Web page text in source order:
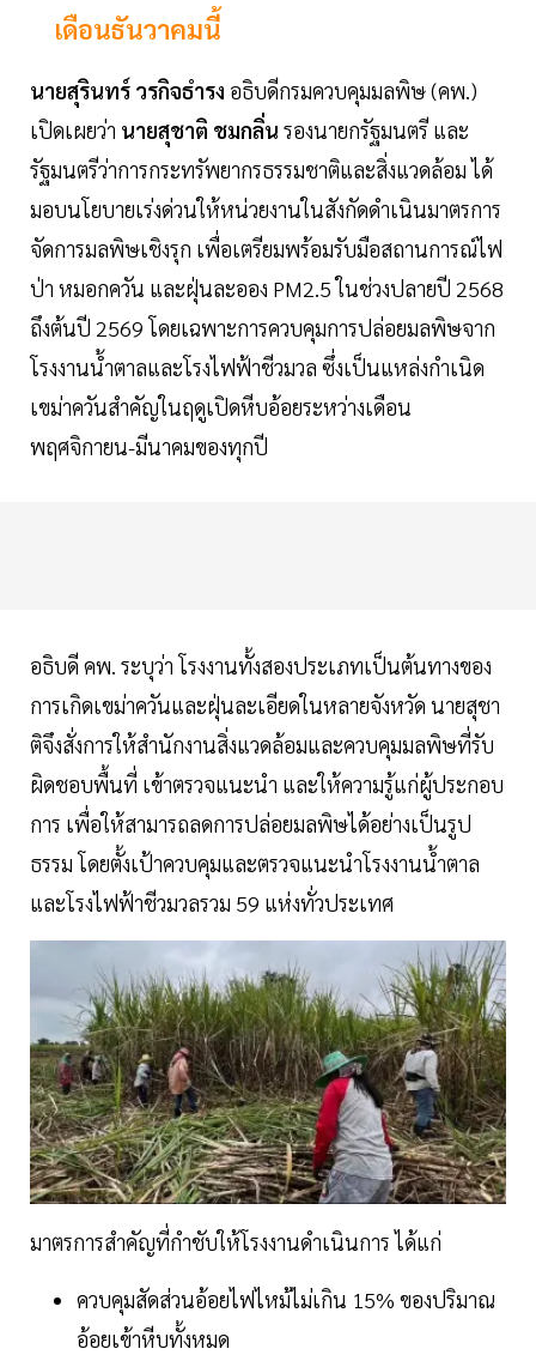
เดือนธันวาคมนี้
นายสุรินทร์ วรกิจธำรง อธิบดีกรมควบคุมมลพิษ (คพ.)
เปิดเผยว่า นายสุชาติ ชมกลิ่น รองนายกรัฐมนตรี และ
รัฐมนตรีว่าการกระทรัพยากรธรรมชาติและสิ่งแวดล้อม ได้
มอบนโยบายเร่งด่วนให้หน่วยงานในสังกัดดำเนินมาตรการ
จัดการมลพิษเชิงรุก เพื่อเตรียมพร้อมรับมือสถานการณ์ไฟ
ป่า หมอกควัน และฝุ่นละออง PM2.5 ในช่วงปลายปี 2568
ถึงต้นปี 2569 โดยเฉพาะการควบคุมการปล่อยมลพิษจาก
โรงงานน้ำตาลและโรงไฟฟ้าชีวมวล ซึ่งเป็นแหล่งกำเนิด
เขม่าควันสำคัญในฤดูเปิดหีบอ้อยระหว่างเดือน
พฤศจิกายน-มีนาคมของทุกปี
อธิบดี คพ. ระบุว่า โรงงานทั้งสองประเภทเป็นต้นทางของ
การเกิดเขม่าควันและฝุ่นละเอียดในหลายจังหวัด นายสุชา
ติจึงสั่งการให้สำนักงานสิ่งแวดล้อมและควบคุมมลพิษที่รับ
ผิดชอบพื้นที่ เข้าตรวจแนะนำ และให้ความรู้แก่ผู้ประกอบ
การ เพื่อให้สามารถลดการปล่อยมลพิษได้อย่างเป็นรูป
ธรรม โดยตั้งเป้าควบคุมและตรวจแนะนำโรงงานน้ำตาล
และโรงไฟฟ้าชีวมวลรวม 59 แห่งทั่วประเทศ
มาตรการสำคัญที่กำชับให้โรงงานดำเนินการ ได้แก่
ควบคุมสัดส่วนอ้อยไฟไหม้ไม่เกิน 15% ของปริมาณ
อ้อยเข้าหีบทั้งหมด